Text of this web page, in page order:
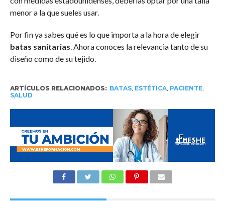
menor a la que sueles usar.
Por fin ya sabes qué es lo que importa a la hora de elegir
batas sanitarias . Ahora conoces la relevancia tanto de su
diseño como de su tejido.
ARTÍCULOS RELACIONADOS: BATAS, ESTÉTICA, PACIENTE,
SALUD